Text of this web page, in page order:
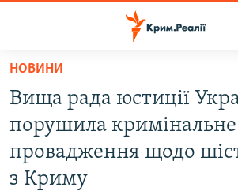
Перейти
основного
матеріалу
Перейти
до
основної
ВОДА.КРИМ
ВІДЕО ТА ФОТО
ПОЛІТИКА
НОВИНИ
Вища рада юстиції
порушила кримінальне
провадження щодо
з Криму